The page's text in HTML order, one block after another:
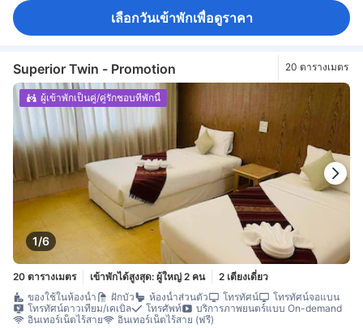
เลือกวันเข้าพักเพื่อดูราคา
Superior Twin - Promotion 20 ตารางเมตร
1/6
ผู้เข้าพักเป็นคู่/คู่รักชอบที่พักนี้
20 ตารางเมตร เข้าพักได้สูงสุด: ผู้ใหญ่ 2 คน
2 เตียงเดี่ยว
ของใช้ในห้องน้ำ
ฝักบัว ห้องน้ำส่วนตัว โทรทัศน์
โทรทัศน์จอแบน
โทรทัศน์ดาวเทียม/เคเบิล
โทรศัพท์
บริการภาพยนตร์แบบ On-demand
อินเทอร์เน็ตไร้สาย
อินเทอร์เน็ตไร้สาย (ฟรี)